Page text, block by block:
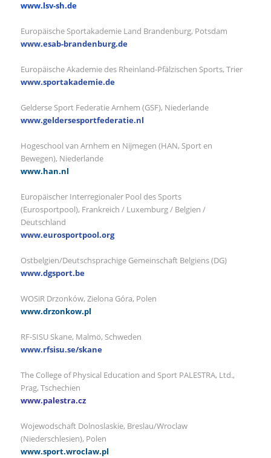
www.lsv-sh.de
Europäische Sportakademie Land Brandenburg, Potsdam
www.esab-brandenburg.de
Europäische Akademie des Rheinland-Pfälzischen Sports, Trier
www.sportakademie.de
Gelderse Sport Federatie Arnhem (GSF), Niederlande
www.geldersesportfederatie.nl
Hogeschool van Arnhem en Nijmegen (HAN, Sport en
Bewegen), Niederlande
www.han.nl
Europäischer Interregionaler Pool des Sports
(Eurosportpool), Frankreich / Luxemburg / Belgien /
Deutschland
www.eurosportpool.org
Ostbelgien/Deutschsprachige Gemeinschaft Belgiens (DG)
www.dgsport.be
WOSiR Drzonków, Zielona Góra, Polen
www.drzonkow.pl
RF-SISU Skane, Malmö, Schweden
www.rfsisu.se/skane
The College of Physical Education and Sport PALESTRA, Ltd.,
Prag, Tschechien
www.palestra.cz
Wojewodschaft Dolnoslaskie, Breslau/Wroclaw
(Niederschlesien), Polen
www.sport.wroclaw.pl